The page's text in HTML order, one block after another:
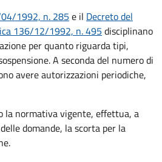
1992, n. 285 e il Decreto del
136/12/1992, n. 495 disciplinano
per quanto riguarda tipi,
A seconda del numero di
avere autorizzazioni periodiche,
la normativa vigente, effettua, a
domande, la scorta per la